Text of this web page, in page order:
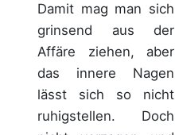
Damit mag man sich
grinsend aus der
Affäre ziehen, aber
das innere Nagen
lässt sich so nicht
ruhigstellen. Doch